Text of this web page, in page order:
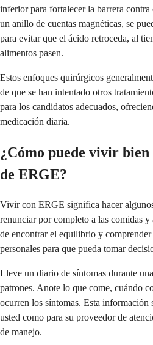
inferior para fortalecer la barrera
un anillo de cuentas magnéticas, se
para evitar que el ácido retroceda, al
alimentos pasen.
Estos enfoques quirúrgicos
de que se han intentado otros
para los candidatos adecuados,
medicación diaria.
¿Cómo puede vivir
de ERGE?
Vivir con ERGE significa hacer
renunciar por completo a las comidas y
de encontrar el equilibrio y comprender
personales para que pueda tomar
Lleve un diario de síntomas durante
patrones. Anote lo que come, cuándo
ocurren los síntomas. Esta información
usted como para su proveedor de
de manejo.